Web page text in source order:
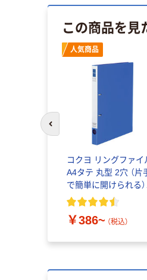
この商品を見
人気商品
コクヨ リングファイ
A4タテ 丸型 2穴 （片
で簡単に開けられる）
リムスタイル
￥386~ （税込）
前のスライドへ